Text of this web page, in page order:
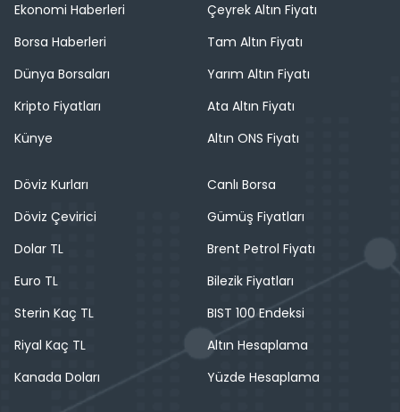
Ekonomi Haberleri
Borsa Haberleri
Dünya Borsaları
Kripto Fiyatları
Künye
Çeyrek Altın Fiyatı
Tam Altın Fiyatı
Yarım Altın Fiyatı
Ata Altın Fiyatı
Altın ONS Fiyatı
Döviz Kurları
Döviz Çevirici
Dolar TL
Euro TL
Sterin Kaç TL
Riyal Kaç TL
Kanada Doları
Canlı Borsa
Gümüş Fiyatları
Brent Petrol Fiyatı
Bilezik Fiyatları
BIST 100 Endeksi
Altın Hesaplama
Yüzde Hesaplama